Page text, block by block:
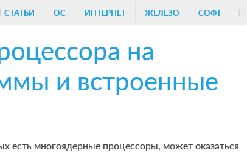
СТАТЬИ ОС ИНТЕРНЕТ ЖЕЛЕЗО СОФТ
на
и встроенные
есть многоядерные процессоры, может оказаться